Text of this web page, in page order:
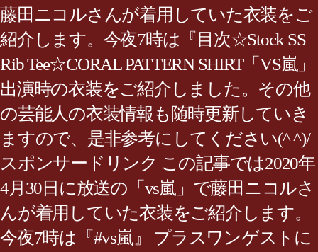
藤田ニコルさんが着用していた衣装をご
紹介します。今夜7時は『目次☆Stock SS
Rib Tee☆CORAL PATTERN SHIRT「VS嵐」
出演時の衣装をご紹介しました。その他
の芸能人の衣装情報も随時更新していき
ますので、是非参考にしてください(^ ^)/
スポンサードリンク この記事では2020年
4月30日に放送の「vs嵐」で藤田ニコルさ
んが着用していた衣装をご紹介します。
今夜7時は『#vs嵐』 プラスワンゲストに